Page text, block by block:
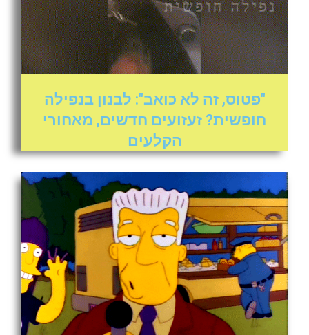
"פטוס, זה לא כואב": לבנון בנפילה
חופשית? זעזועים חדשים, מאחורי
הקלעים